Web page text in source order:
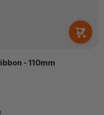
- 110mm